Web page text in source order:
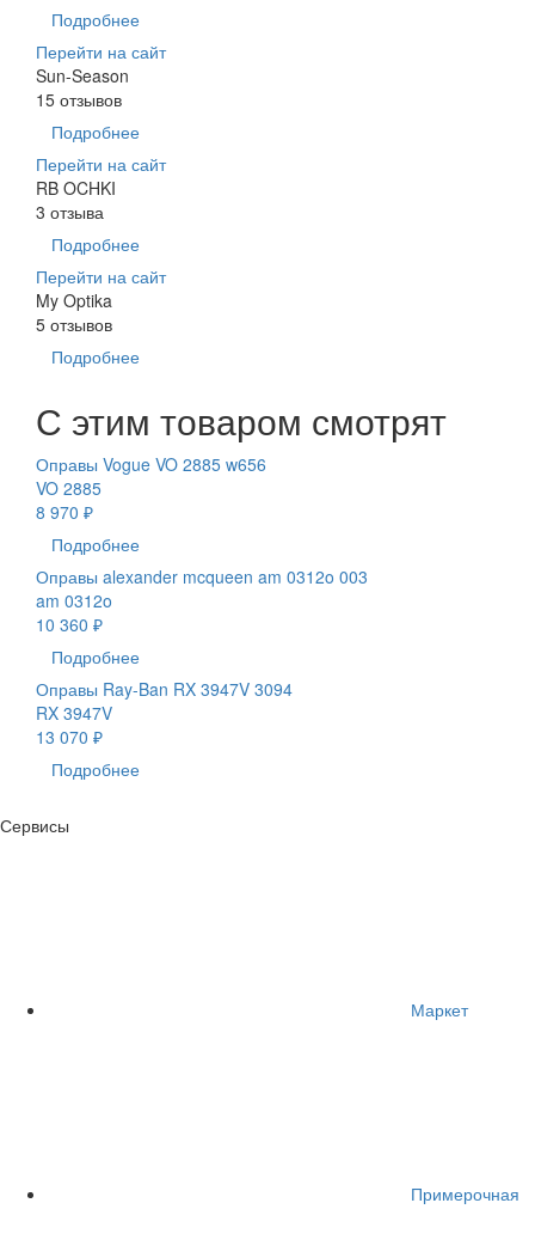
Подробнее
Перейти на сайт
Sun-Season
15 отзывов
Подробнее
Перейти на сайт
RB OCHKI
3 отзыва
Подробнее
Перейти на сайт
My Optika
5 отзывов
Подробнее
С этим товаром смотрят
Оправы Vogue VO 2885 w656
VO 2885
8 970 ₽
Подробнее
Оправы alexander mcqueen am 0312o 003
am 0312o
10 360 ₽
Подробнее
Оправы Ray-Ban RX 3947V 3094
RX 3947V
13 070 ₽
Подробнее
Сервисы
Маркет
Примерочная